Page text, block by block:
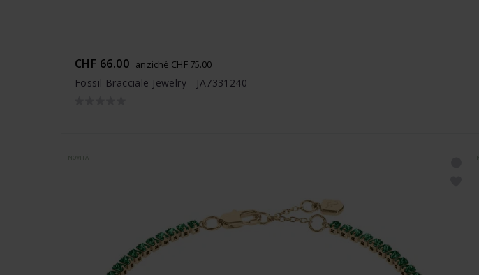
CHF 66.00 anziché CHF 75.00
Fossil Bracciale Jewelry - JA7331240
NOVITÀ